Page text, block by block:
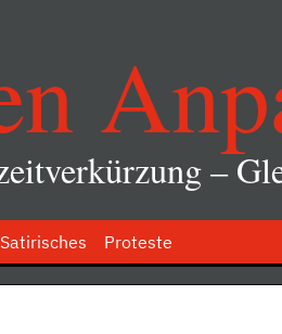
–
Satirisches Proteste